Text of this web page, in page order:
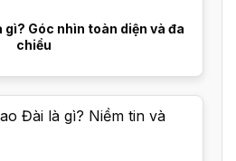
gì? Góc nhìn toàn diện và đa
chiều